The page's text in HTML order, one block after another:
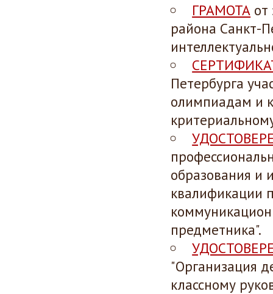
ГРАМОТА
района Санкт-
Петербурга
олимпиадам и
образования и
квалификации
предметника".
"Организация
классному